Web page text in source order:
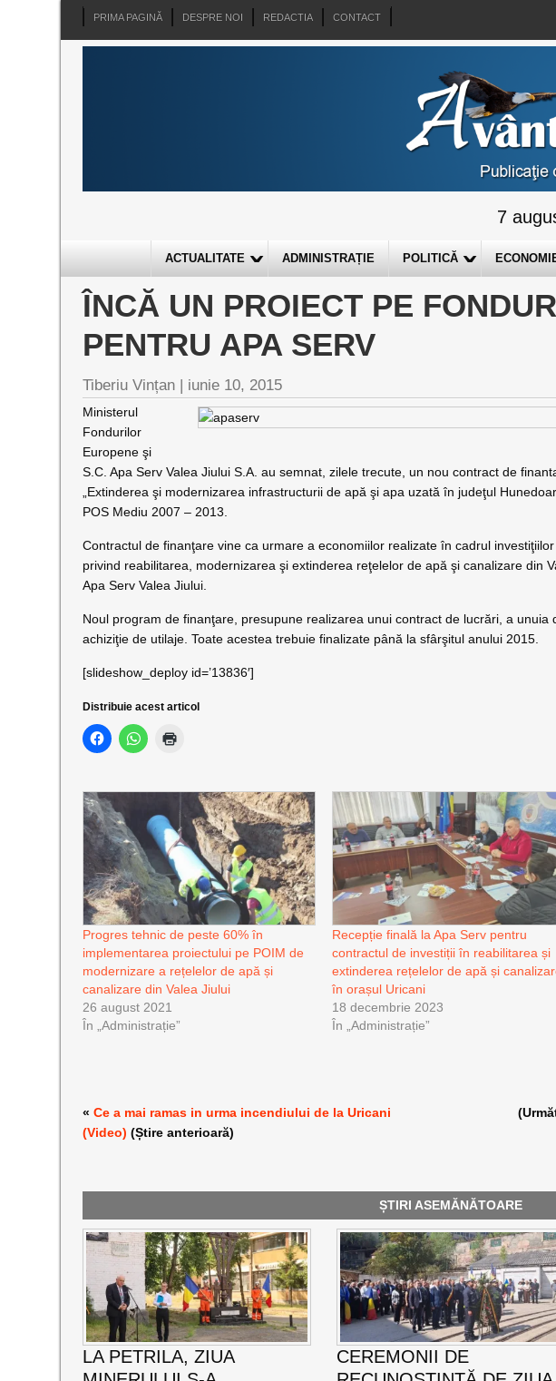
PRIMA PAGINĂ DESPRE NOI REDACTIA CONTACT
7
ACTUALITATE ADMINISTRAȚIE POLITICĂ
ÎNCĂ UN PROIECT PE
PENTRU APA SERV
Tiberiu Vințan | iunie 10, 2015
Ministerul
Fondurilor
Europene şi
S.C. Apa Serv Valea Jiului S.A. au semnat, zilele trecute, un nou contract de
„Extinderea şi modernizarea infrastructurii de apă şi apa uzată în judeţul
POS Mediu 2007 – 2013.
Contractul de finanţare vine ca urmare a economiilor realizate în cadrul
privind reabilitarea, modernizarea şi extinderea reţelelor de apă şi canalizare din
Apa Serv Valea Jiului.
Noul program de finanţare, presupune realizarea unui contract de lucrări, a
achiziţie de utilaje. Toate acestea trebuie finalizate până la sfârşitul anului 2015.
[slideshow_deploy id=’13836′]
Distribuie acest articol
Progres tehnic de peste 60% în
implementarea proiectului pe POIM de
modernizare a rețelelor de apă și
canalizare din Valea Jiului
26 august 2021
În „Administrație”
Recepție finală la Apa Serv pentru
contractul de investiții în reabilitarea și
extinderea rețelelor de apă și
în orașul Uricani
18 decembrie 2023
În „Administrație”
«Ce a mai ramas in urma incendiului de la Uricani
(Video) (Știre anterioară)
ȘTIRI ASEMĂNĂTOARE
LA PETRILA, ZIUA
CEREMONII DE